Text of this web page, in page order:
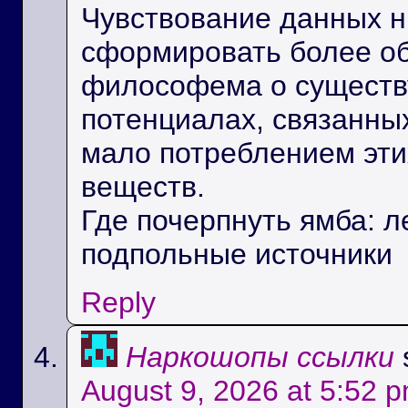
Чувствование данных
сформировать более
философема о
потенциалах,
мало потреблением
веществ.
Где почерпнуть ямба:
подпольные источники
Reply
Наркошопы ссылки
August 9, 2026 at 5:52